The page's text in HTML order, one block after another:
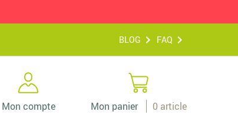
BLOG FAQ
Mon panier 0 article
Mon compte